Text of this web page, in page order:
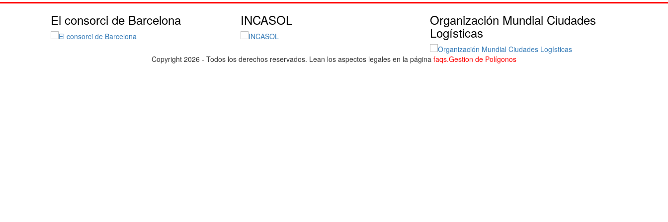
El consorci de Barcelona INCASOL Organización Mundial Ciudades
Logísticas
Copyright 2026 - Todos los derechos reservados. Lean los aspectos legales en la página faqs.Gestion de Polígonos